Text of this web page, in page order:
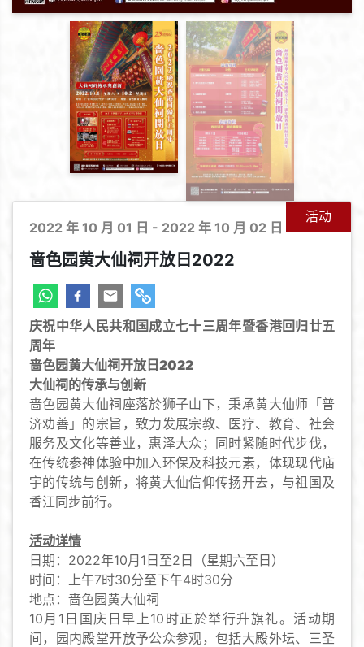
活动
2022 年 10 月 01 日 - 2022 年 10 月 02 日
啬色园黄大仙祠开放日2022
庆祝中华人民共和国成立七十三周年暨香港回归廿五
周年
啬色园黄大仙祠开放日2022
大仙祠的传承与创新
啬色园黄大仙祠座落於狮子山下，秉承黄大仙师「普
济劝善」的宗旨，致力发展宗教、医疗、教育、社会
服务及文化等善业，惠泽大众；同时紧随时代步伐，
在传统参神体验中加入环保及科技元素，体现现代庙
宇的传统与创新，将黄大仙信仰传扬开去，与祖国及
香江同步前行。
活动详情
日期：2022年10月1日至2日（星期六至日）
时间：上午7时30分至下午4时30分
地点：啬色园黄大仙祠
10月1日国庆日早上10时正於举行升旗礼。活动期
间，园内殿堂开放予公众参观，包括大殿外坛、三圣